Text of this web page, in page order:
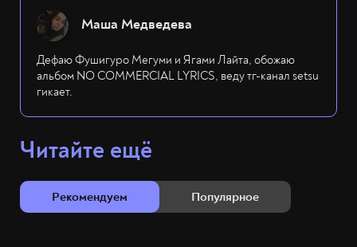
Маша Медведева
Дефаю Фушигуро Мегуми и Ягами Лайта, обожаю
альбом NO COMMERCIAL LYRICS, веду тг-канал setsu
гикает.
Читайте ещё
Рекомендуем Популярное